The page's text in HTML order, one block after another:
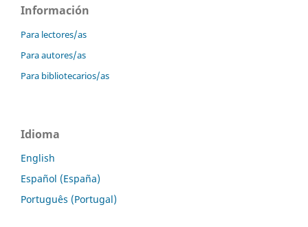
Información
Para lectores/as
Para autores/as
Para bibliotecarios/as
Idioma
English
Español (España)
Português (Portugal)